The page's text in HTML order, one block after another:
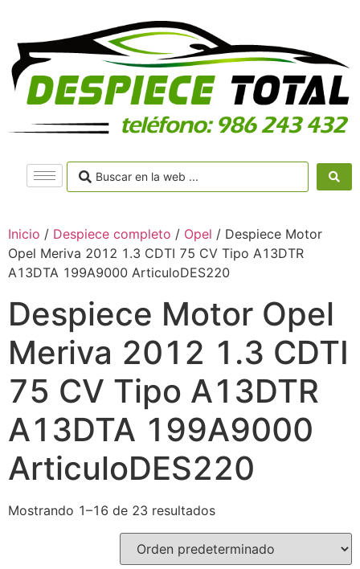
Inicio / Despiece completo / Opel / Despiece Motor
Opel Meriva 2012 1.3 CDTI 75 CV Tipo A13DTR
A13DTA 199A9000 ArticuloDES220
Despiece Motor Opel
Meriva 2012 1.3 CDTI
75 CV Tipo A13DTR
A13DTA 199A9000
ArticuloDES220
Mostrando 1–16 de 23 resultados